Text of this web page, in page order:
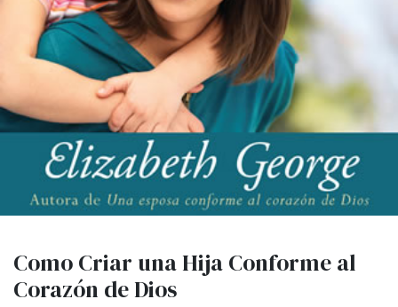
Como Criar una Hija Conforme al
Corazón de Dios